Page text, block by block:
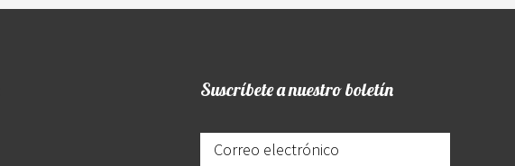
Suscríbete a nuestro boletín